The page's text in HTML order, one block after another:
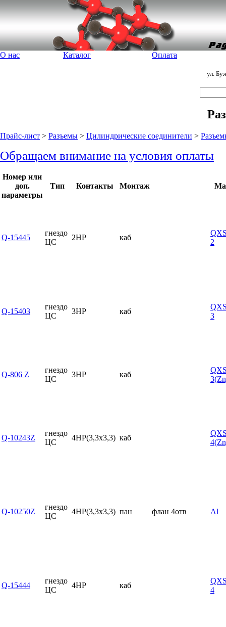
О нас Каталог Оплата
ул.
Прайс-лист > Разъемы > Цилиндрические соединители >
Обращаем внимание на условия оплаты
Номер или
доп.
параметры
Тип Контакты Монтаж
Q-15445
гнездо
ЦС
2HP каб
2
Q-15403
гнездо
ЦС
3HP каб
3
Q-806 Z
гнездо
ЦС
3HP каб
Q-10243Z
гнездо
ЦС
4HP(3,3x3,3) каб
Q-10250Z
гнездо
ЦС
4HP(3,3x3,3) пан флан 4отв Al
Q-15444
гнездо
ЦС
4HP каб
4